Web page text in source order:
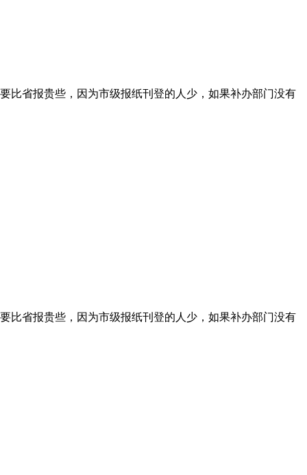
比省报贵些，因为市级报纸刊登的人少，如果补办部门没有
比省报贵些，因为市级报纸刊登的人少，如果补办部门没有